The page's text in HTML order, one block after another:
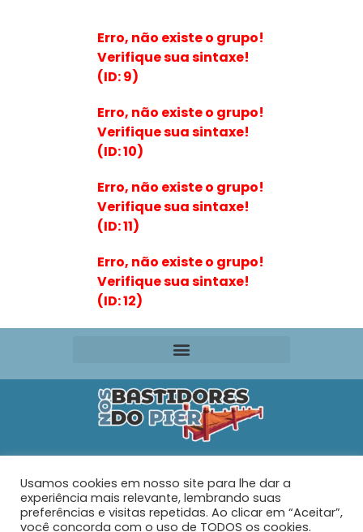
Erro, não existe o grupo!
Verifique sua sintaxe!
(ID: 9)
Erro, não existe o grupo!
Verifique sua sintaxe!
(ID: 10)
Erro, não existe o grupo!
Verifique sua sintaxe!
(ID: 11)
Erro, não existe o grupo!
Verifique sua sintaxe!
(ID: 12)
Rua Maria de Souza Santos Nº 159 – AP 401 –
Tabuleiro – Barra Velha – SC
Usamos cookies em nosso site para lhe dar a
experiência mais relevante, lembrando suas
preferências e visitas repetidas. Ao clicar em “Aceitar”,
você concorda com o uso de TODOS os cookies.